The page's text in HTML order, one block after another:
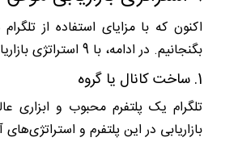
اکنون که با مزایای استفاده از
بگنجانیم. در ادامه، با 9 استراتژی بازاریابی موفق در تلگرام آشنا می‌شویم.
1. ساخت کانال یا گروه
تلگرام یک پلتفرم محبوب و
بازاریابی در این پلتفرم و